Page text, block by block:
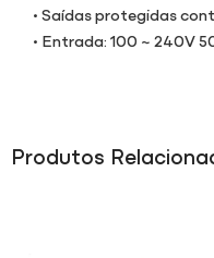
• Saídas protegidas
• Entrada: 100 ~ 240V
Produtos